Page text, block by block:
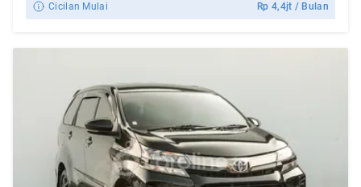
Cicilan Mulai Rp4,4jt / Bulan